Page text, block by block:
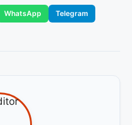
WhatsApp
Telegram